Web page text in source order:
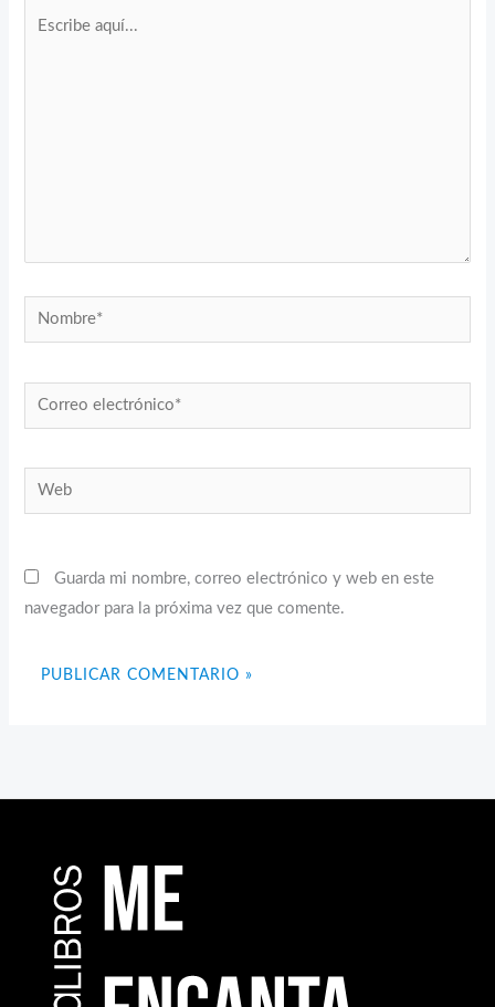
Nombre*
Correo
electrónico*
Web
Guarda mi nombre, correo electrónico y web en este
navegador para la próxima vez que comente.